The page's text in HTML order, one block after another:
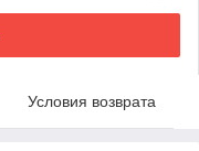
Условия возврата